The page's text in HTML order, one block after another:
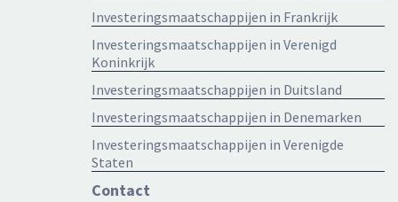
Investeringsmaatschappijen in Frankrijk
Investeringsmaatschappijen in Verenigd
Koninkrijk
Investeringsmaatschappijen in Duitsland
Investeringsmaatschappijen in Denemarken
Investeringsmaatschappijen in Verenigde
Staten
Contact